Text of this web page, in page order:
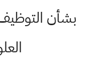
بشأن